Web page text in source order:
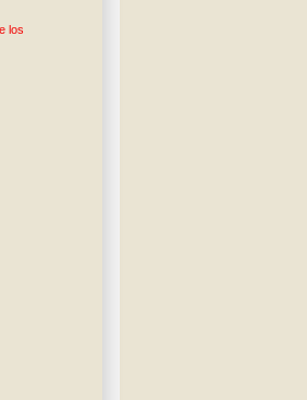
los